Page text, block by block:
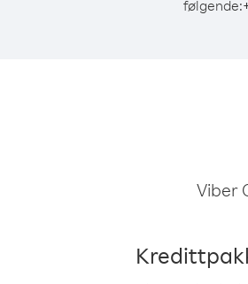
følgende:
Viber